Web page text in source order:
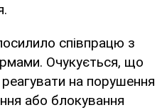
співпрацю з
Очукується, що
на порушення
або блокування